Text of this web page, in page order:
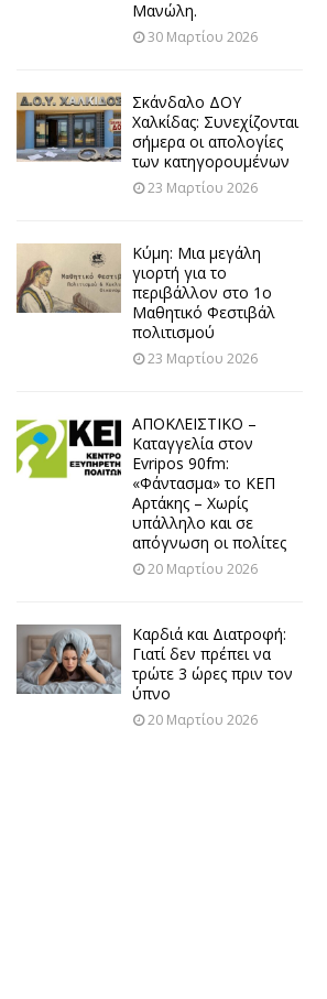
Μανώλη.
30 Μαρτίου 2026
Σκάνδαλο ΔΟΥ
Χαλκίδας: Συνεχίζονται
σήμερα οι απολογίες
των κατηγορουμένων
23 Μαρτίου 2026
Κύμη: Μια μεγάλη
γιορτή για το
περιβάλλον στο 1ο
Μαθητικό Φεστιβάλ
πολιτισμού
23 Μαρτίου 2026
ΑΠΟΚΛΕΙΣΤΙΚΟ –
Καταγγελία στον
Evripos 90fm:
«Φάντασμα» το ΚΕΠ
Αρτάκης – Χωρίς
υπάλληλο και σε
απόγνωση οι πολίτες
20 Μαρτίου 2026
Καρδιά και Διατροφή:
Γιατί δεν πρέπει να
τρώτε 3 ώρες πριν τον
ύπνο
20 Μαρτίου 2026